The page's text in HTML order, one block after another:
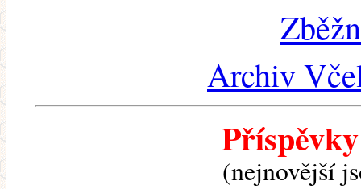
Archiv
(nejnovější